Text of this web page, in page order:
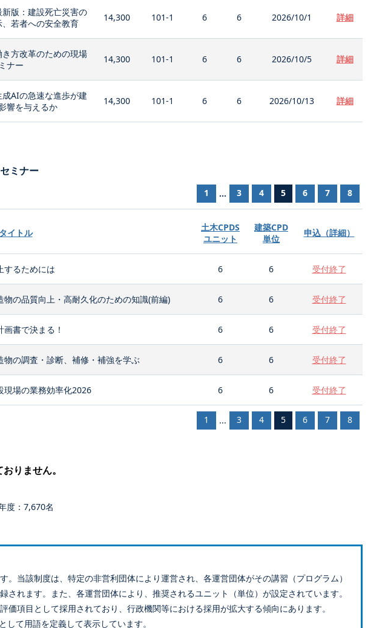
新版：建設死亡災害の
若者への安全教育
14,300 101-1 6 6 2026/10/1 詳細
き方改革のための現場
ナー
14,300 101-1 6 6 2026/10/5 詳細
成AIの急速な進歩が建
響を与えるか
14,300 101-1 6 6 2026/10/13 詳細
ミナー
1 ... 3 4 5 6 7 8
タイトル
土木CPDS
ユニット
建築CPD
単位
申込（詳細）
するためには 6 6 受付終了
物の品質向上・高耐久化のための知識(前編) 6 6 受付終了
書で決まる！ 6 6 受付終了
物の調査・診断、補修・補強を学ぶ 6 6 受付終了
現場の業務効率化2026 6 6 受付終了
1 ... 3 4 5 6 7 8
りません。
：7,670名
当該制度は、特定の非営利団体により運営され、各運営団体がその講習（プログラム）
れます。また、各運営団体により、推奨されるユニット（単位）が設定されています。
項目として採用されており、行政機関等における採用が拡大する傾向にあります。
て用語を定義して表示しています。